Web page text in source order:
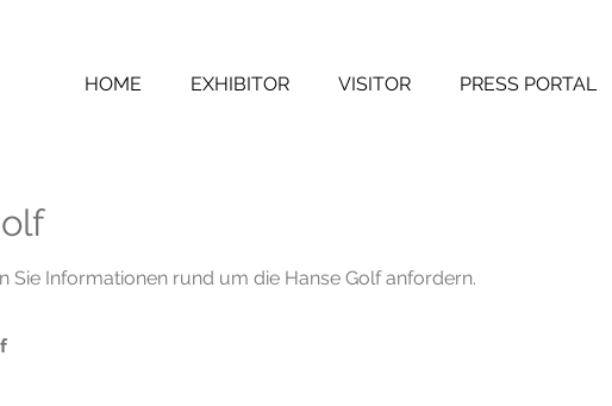
HOME EXHIBITOR VISITOR PRESS PORTAL
Informationen rund um die Hanse Golf anfordern.